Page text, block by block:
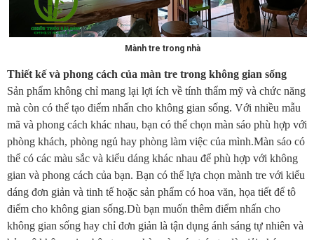
Mành tre trong nhà
Thiết kế và phong cách của màn tre trong không gian sống
Sản phẩm không chỉ mang lại lợi ích về tính thẩm mỹ và chức năng
mà còn có thể tạo điểm nhấn cho không gian sống. Với nhiều mẫu
mã và phong cách khác nhau, bạn có thể chọn màn sáo phù hợp với
phòng khách, phòng ngủ hay phòng làm việc của mình.Màn sáo có
thể có các màu sắc và kiểu dáng khác nhau để phù hợp với không
gian và phong cách của bạn. Bạn có thể lựa chọn mành tre với kiểu
dáng đơn giản và tinh tế hoặc sản phẩm có hoa văn, họa tiết để tô
điểm cho không gian sống.Dù bạn muốn thêm điểm nhấn cho
không gian sống hay chỉ đơn giản là tận dụng ánh sáng tự nhiên và